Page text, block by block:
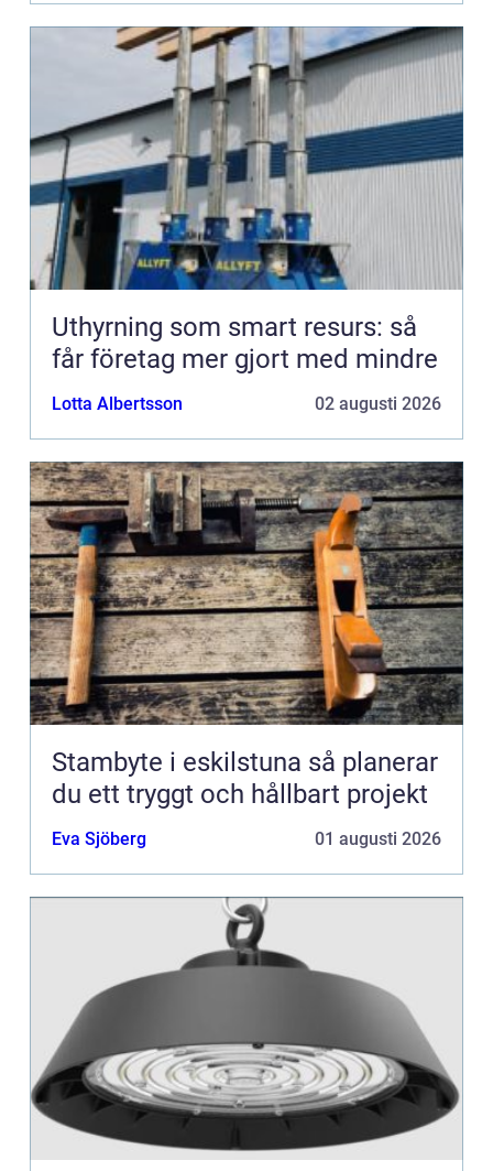
Uthyrning som smart resurs: så
får företag mer gjort med mindre
Lotta Albertsson 02 augusti 2026
Stambyte i eskilstuna så planerar
du ett tryggt och hållbart projekt
Eva Sjöberg 01 augusti 2026